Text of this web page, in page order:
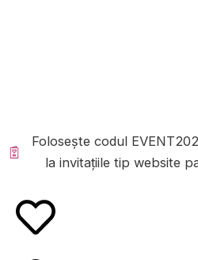
Folosește codul
la invitațiile tip website